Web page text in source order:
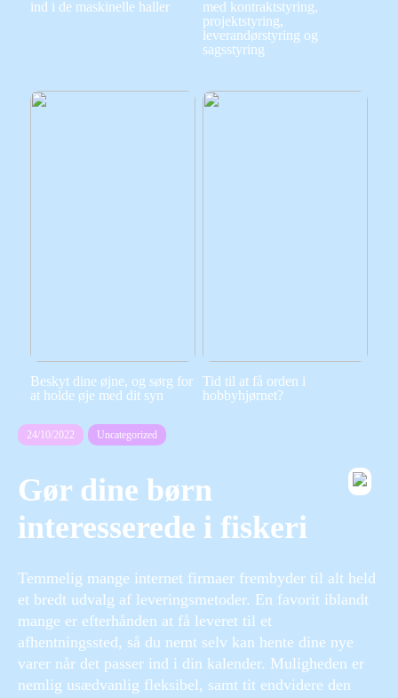
ind i de maskinelle haller
med kontraktstyring,
projektstyring,
leverandørstyring og
sagsstyring
Beskyt dine øjne, og sørg for
at holde øje med dit syn
Tid til at få orden i
hobbyhjørnet?
24/10/2022 Uncategorized
Gør dine børn
interesserede i fiskeri
Temmelig mange internet firmaer frembyder til alt held
et bredt udvalg af leveringsmetoder. En favorit iblandt
mange er efterhånden at få leveret til et
afhentningssted, så du nemt selv kan hente dine nye
varer når det passer ind i din kalender. Muligheden er
nemlig usædvanlig fleksibel, samt tit endvidere den